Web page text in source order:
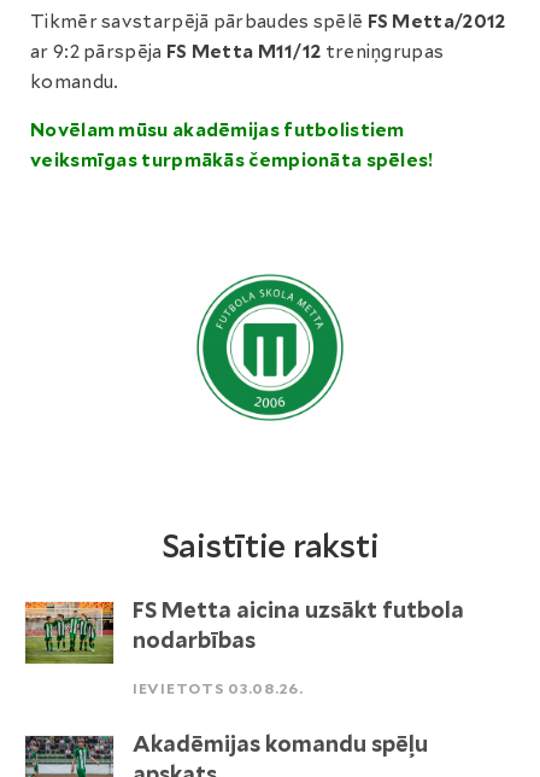
Tikmēr savstarpējā pārbaudes spēlē FS Metta/2012
ar 9:2 pārspēja FS Metta M11/12 treniņgrupas
komandu.
Novēlam mūsu akadēmijas futbolistiem
veiksmīgas turpmākās čempionāta spēles!
Saistītie raksti
FS Metta aicina uzsākt futbola
nodarbības
IEVIETOTS 03.08.26.
Akadēmijas komandu spēļu